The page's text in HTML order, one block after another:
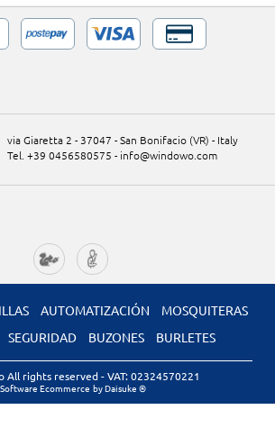
via Giaretta 2 - 37047 - San Bonifacio (VR) - Italy
Tel. +39 0456580575 - info@windowo.com
AUTOMATIZACIÓN
MOSQUITERAS
SEGURIDAD BUZONES BURLETES
All rights reserved - VAT: 02324570221
Software Ecommerce by Daisuke ®